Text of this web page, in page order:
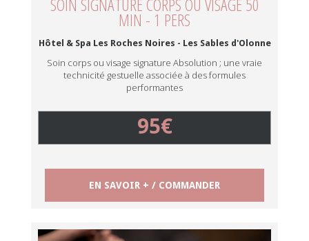
MIN - 1 PERS
Hôtel & Spa Les Roches Noires - Les Sables d'Olonne
Soin corps ou visage signature Absolution ; une vraie
technicité gestuelle associée à des formules
performantes
95€
EN SAVOIR + / COMMANDER